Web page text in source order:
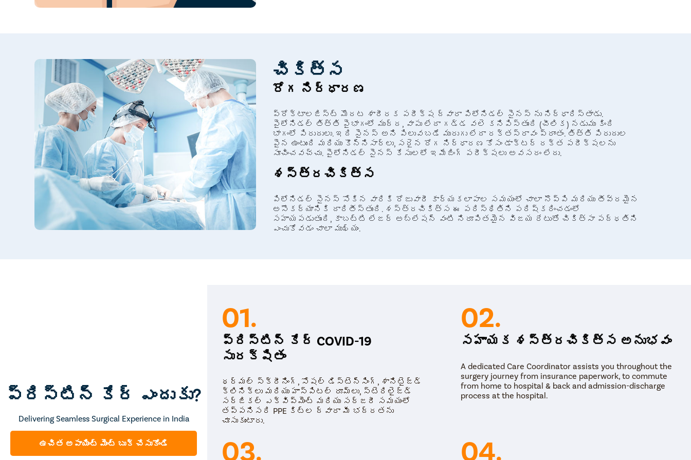
చికిత్స
రోగ నిర్ధారణ
ప్రోక్టాలజిస్ట్ మొదట శారీరక పరీక్ష ద్వారా పిలోనిడల్ సైనస్ ను నిర్ధారిస్తాడు.
పైలోనిడల్ తిత్తి పైభాగంలో ముద్ద, వాపు లేదా గడ్డ వలె కనిపిస్తుంది (చీలిక) నడుము కింది
భాగంలో పిరుదులు. ఇది సైనస్ అని పిలువబడే మురుగు లేదా రక్తస్రావం ప్రాంతం. తిత్తి పిరుదుల
పైన ఉంటుంది మరియు కొన్నిసార్లు, సరైన రోగ నిర్ధారణ కోసం డాక్టర్ రక్త పరీక్షలను
సూచించవచ్చు. పైలోనిడల్ సైనస్ కేసులలో ఇమేజింగ్ పరీక్షలు అవసరం లేదు.
శస్త్రచికిత్స
పిలోనిడల్ సైనస్ సోకిన వారికి రోజువారీ కార్యకలాపాల సమయంలో చాలా నొప్పి మరియు తీవ్రమైన
అసౌకర్యానికి దారితీస్తుంది. శస్త్రచికిత్స ఈ పరిస్థితిని పరిష్కరించడంలో
సహాయపడుతుంది, కాబట్టి లేజర్ అబ్లేషన్ వంటి నిరూపితమైన విజయ రేటుతో చికిత్సా పద్ధతిని
ఎంచుకోవడం చాలా ముఖ్యం.
ప్రిస్టిన్ కేర్ ఎందుకు?
Delivering Seamless Surgical Experience in India
ఉచిత అపాయింట్ మెంట్ బుక్ చేసుకోండి
01.
ప్రిస్టిన్ కేర్ COVID-19
సురక్షితం
థర్మల్ స్క్రీనింగ్, సోషల్ డిస్టెన్సింగ్, శానిటైజ్డ్
క్లినిక్‌లు మరియు హాస్పిటల్ రూమ్‌లు, స్టెరిలైజ్డ్
సర్జికల్ ఎక్విప్‌మెంట్ మరియు సర్జరీ సమయంలో
తప్పనిసరి PPE కిట్‌ల ద్వారా మీ భద్రతను
చూసుకుంటారు.
02.
సహాయక శస్త్రచికిత్స అనుభవం
A dedicated Care Coordinator assists you throughout the
surgery journey from insurance paperwork, to commute
from home to hospital & back and admission-discharge
process at the hospital.
03. 04.